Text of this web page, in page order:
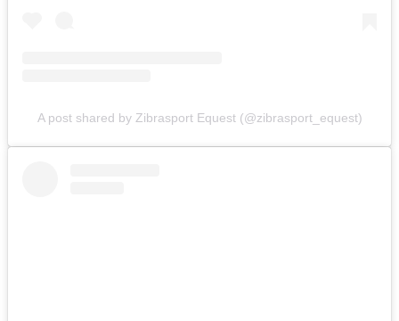
A post shared by Zibrasport Equest (@zibrasport_equest)